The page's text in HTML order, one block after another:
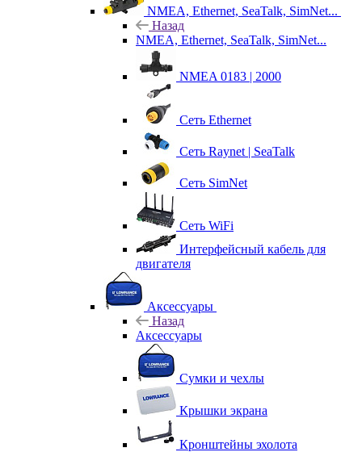
NMEA, Ethernet, SeaTalk, SimNet...
Назад
NMEA, Ethernet, SeaTalk, SimNet...
NMEA 0183 | 2000
Сеть Ethernet
Сеть Raynet | SeaTalk
Сеть SimNet
Сеть WiFi
Интерфейсный кабель для
двигателя
Аксессуары
Назад
Аксессуары
Сумки и чехлы
Крышки экрана
Кронштейны эхолота